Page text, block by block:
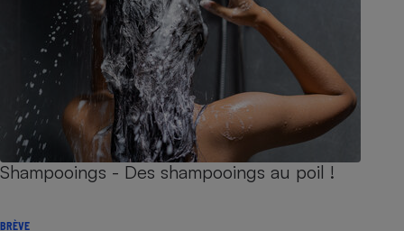
Shampooings - Des shampooings au poil !
BRÈVE